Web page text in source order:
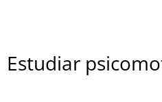
Estudiar